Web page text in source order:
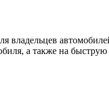
владельцев
а также на